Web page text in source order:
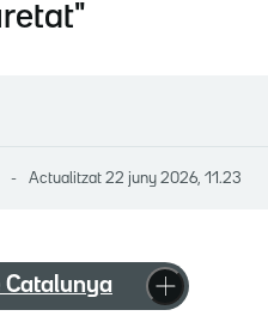
Actualitzat 22 juny 2026, 11.23
Catalunya